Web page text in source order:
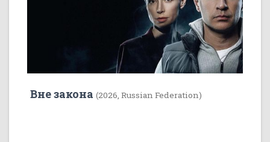
Вне закона (2026, Russian Federation)